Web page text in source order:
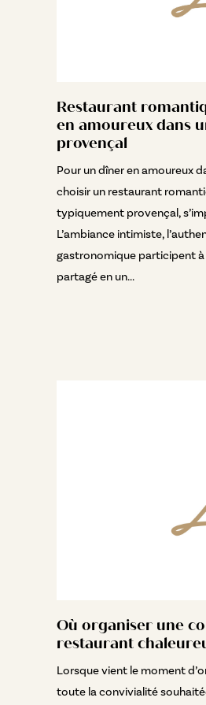
Restaurant
en amoureux dans
provençal
Pour un dîner en amoureux
choisir un restaurant
typiquement provençal,
L’ambiance intimiste,
gastronomique participent
partagé en un...
Où organiser une
restaurant
Lorsque vient le moment
toute la convivialité